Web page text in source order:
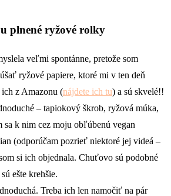
plnené ryžové rolky
veľmi spontánne, pretože som
ryžové papiere, ktoré mi v ten deň
z Amazonu (nájdete ich tu) a sú skvelé!!
– tapiokový škrob, ryžová múka,
sa k nim cez moju obľúbenú vegan
(odporúčam pozrieť niektoré jej videá –
si ich objednala. Chuťovo sú podobné
ešte krehšie.
Treba ich len namočiť na pár